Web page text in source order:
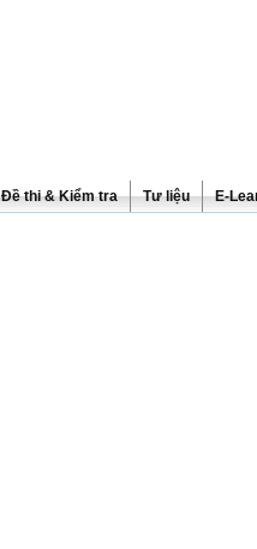
Đề thi & Kiểm tra Tư liệu E-